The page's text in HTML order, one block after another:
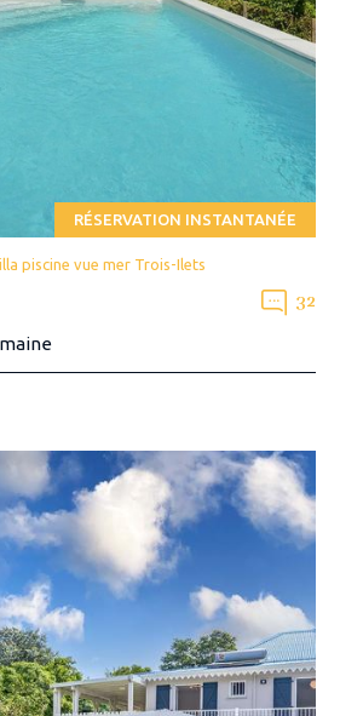
RÉSERVATION INSTANTANÉE
piscine vue mer Trois-Ilets
32